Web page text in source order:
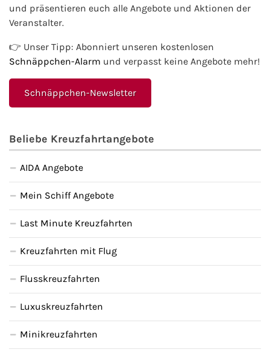
und präsentieren euch alle Angebote und Aktionen der
Veranstalter.
👉 Unser Tipp: Abonniert unseren kostenlosen
Schnäppchen-Alarm und verpasst keine Angebote mehr!
Schnäppchen-Newsletter
Beliebe Kreuzfahrtangebote
AIDA Angebote
Mein Schiff Angebote
Last Minute Kreuzfahrten
Kreuzfahrten mit Flug
Flusskreuzfahrten
Luxuskreuzfahrten
Minikreuzfahrten